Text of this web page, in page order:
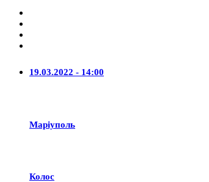
19.03.2022 - 14:00
Маріуполь
Колос